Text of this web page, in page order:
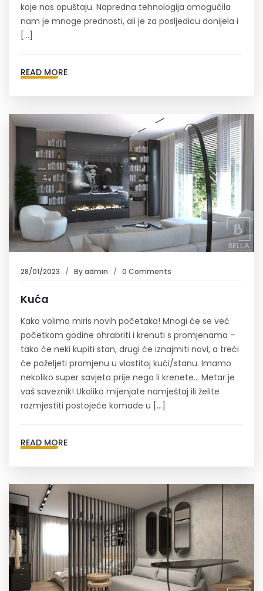
koje nas opuštaju. Napredna tehnologija omogućila
nam je mnoge prednosti, ali je za posljedicu donijela i
[…]
READ MORE
28/01/2023 Byadmin 0 Comments
Kuća
Kako volimo miris novih početaka! Mnogi će se već
početkom godine ohrabriti i krenuti s promjenama –
tako će neki kupiti stan, drugi će iznajmiti novi, a treći
će poželjeti promjenu u vlastitoj kući/stanu. Imamo
nekoliko super savjeta prije nego li krenete… Metar je
vaš saveznik! Ukoliko mijenjate namještaj ili želite
razmjestiti postojeće komade u […]
READ MORE